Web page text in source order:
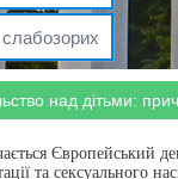
над дітьми:
Європейський
та сексуального